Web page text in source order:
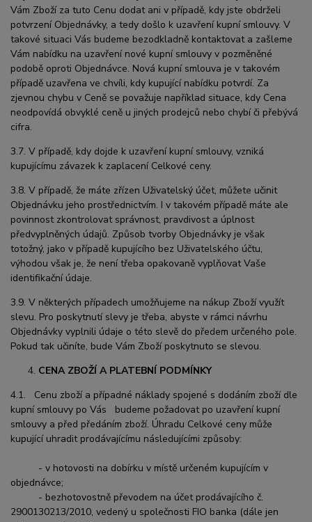
Vám Zboží za tuto Cenu dodat ani v případě, kdy jste obdrželi
potvrzení Objednávky, a tedy došlo k uzavření kupní smlouvy. V
takové situaci Vás budeme bezodkladně kontaktovat a zašleme
Vám nabídku na uzavření nové kupní smlouvy v pozměněné
podobě oproti Objednávce. Nová kupní smlouva je v takovém
případě uzavřena ve chvíli, kdy kupující nabídku potvrdí. Za
zjevnou chybu v Ceně se považuje například situace, kdy Cena
neodpovídá obvyklé ceně u jiných prodejců nebo chybí či přebývá
cifra.
3.7. V případě, kdy dojde k uzavření kupní smlouvy, vzniká
kupujícímu závazek k zaplacení Celkové ceny.
3.8. V případě, že máte zřízen Uživatelský účet, můžete učinit
Objednávku jeho prostřednictvím. I v takovém případě máte ale
povinnost zkontrolovat správnost, pravdivost a úplnost
předvyplněných údajů. Způsob tvorby Objednávky je však
totožný, jako v případě kupujícího bez Uživatelského účtu,
výhodou však je, že není třeba opakovaně vyplňovat Vaše
identifikační údaje.
3.9. V některých případech umožňujeme na nákup Zboží využít
slevu. Pro poskytnutí slevy je třeba, abyste v rámci návrhu
Objednávky vyplnili údaje o této slevě do předem určeného pole.
Pokud tak učiníte, bude Vám Zboží poskytnuto se slevou.
CENA ZBOŽÍ A PLATEBNÍ PODMÍNKY
4.1. Cenu zboží a případné náklady spojené s dodáním zboží dle
kupní smlouvy po Vás budeme požadovat po uzavření kupní
smlouvy a před předáním zboží. Úhradu Celkové ceny může
kupující uhradit prodávajícímu následujícími způsoby:
- v hotovosti na dobírku v místě určeném kupujícím v
objednávce;
- bezhotovostně převodem na účet prodávajícího č.
2900130213/2010, vedený u společnosti FIO banka (dále jen